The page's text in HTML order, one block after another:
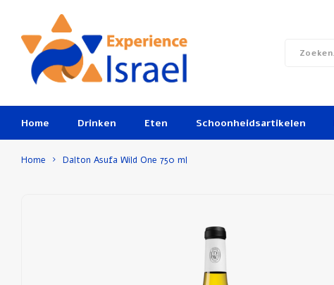
Home Drinken Eten Schoonheidsartikelen
Home Dalton Asufa Wild One 750 ml